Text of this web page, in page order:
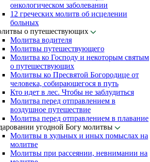
онкологическом заболевании
12 греческих молитв об исцелении
больных
о путешествующих
Молитва водителя
Молитвы путешествующего
Молитва ко Господу и некоторым святым
о путешествующих
Молитвы ко Пресвятой Богородице от
человека, собирающегося в путь
Кто идет в лес. Чтобы не заблудиться
Молитва перед отправлением в
воздушное путешествие
Молитва перед отправлением в плавание
угодной Богу молитвы
Молитвы в хульных и иных помыслах на
молитве
Молитвы при рассеянии, невнимании на